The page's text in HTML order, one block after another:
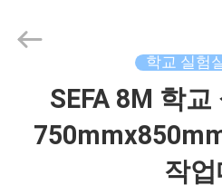
equipment
학교 실험
SEFA 8M 학
작업